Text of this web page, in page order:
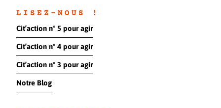
LISEZ-NOUS !
Cit’action n° 5 pour agir
Cit’action n° 4 pour agir
Cit’action n° 3 pour agir
Notre Blog